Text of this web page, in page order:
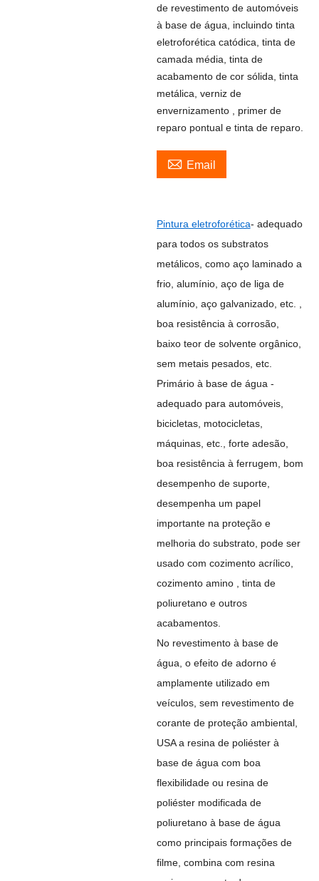
de revestimento de automóveis
à base de água, incluindo tinta
eletroforética catódica, tinta de
camada média, tinta de
acabamento de cor sólida, tinta
metálica, verniz de
envernizamento , primer de
reparo pontual e tinta de reparo.
 Email
Pintura eletroforética- adequado
para todos os substratos
metálicos, como aço laminado a
frio, alumínio, aço de liga de
alumínio, aço galvanizado, etc. ,
boa resistência à corrosão,
baixo teor de solvente orgânico,
sem metais pesados, etc.
Primário à base de água -
adequado para automóveis,
bicicletas, motocicletas,
máquinas, etc., forte adesão,
boa resistência à ferrugem, bom
desempenho de suporte,
desempenha um papel
importante na proteção e
melhoria do substrato, pode ser
usado com cozimento acrílico,
cozimento amino , tinta de
poliuretano e outros
acabamentos.
No revestimento à base de
água, o efeito de adorno é
amplamente utilizado em
veículos, sem revestimento de
corante de proteção ambiental,
USA a resina de poliéster à
base de água com boa
flexibilidade ou resina de
poliéster modificada de
poliuretano à base de água
como principais formações de
filme, combina com resina